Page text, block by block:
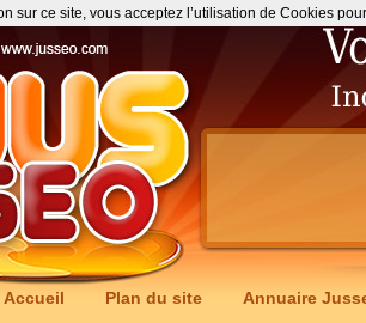
Accueil Plan du site Annuaire
sur ce site, vous acceptez l’utilisation de Cookies